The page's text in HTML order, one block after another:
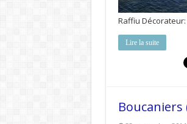
Raffiu
Lire la suite
Boucaniers